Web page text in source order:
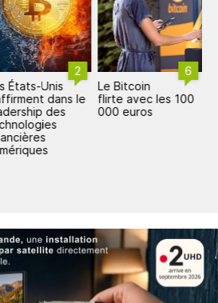
2
États-Unis
dans le
des
6
Le Bitcoin
flirte avec les 100
000 euros